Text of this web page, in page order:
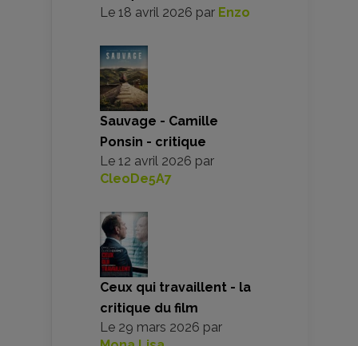
Le 18 avril 2026 par Enzo
Sauvage - Camille
Ponsin - critique
Le 12 avril 2026 par
CleoDe5A7
Ceux qui travaillent - la
critique du film
Le 29 mars 2026 par